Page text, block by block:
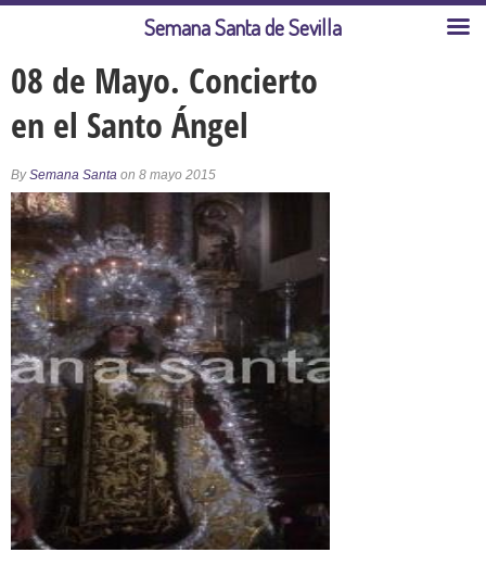
08 de Mayo. Concierto
en el Santo Ángel
BySemana Santa on 8 mayo 2015
Semana Santa de Sevilla